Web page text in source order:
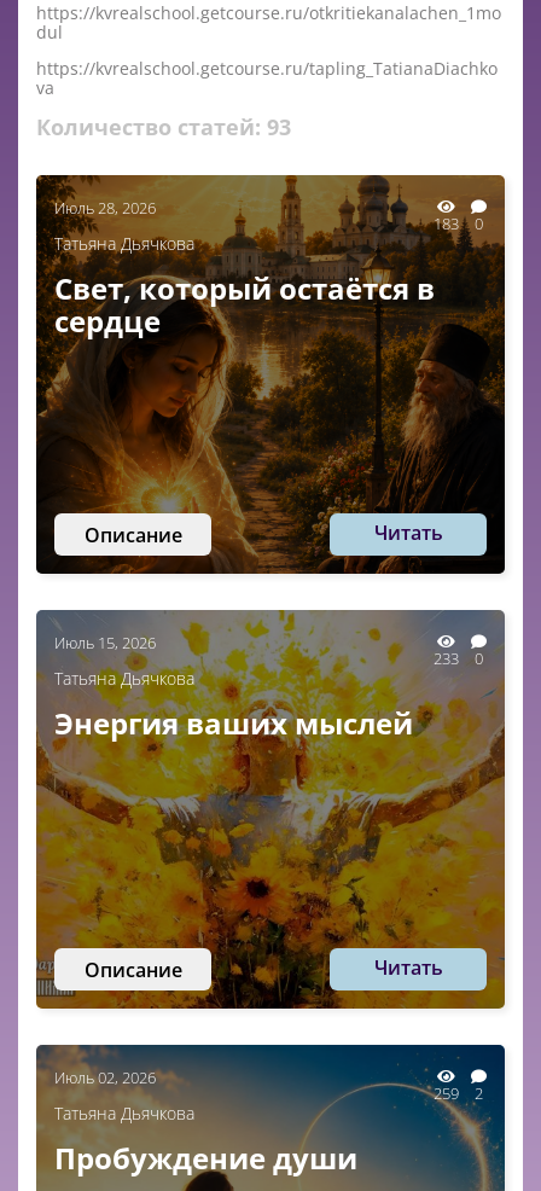
https://kvrealschool.getcourse.ru/otkritiekanalachen_1mo
dul
https://kvrealschool.getcourse.ru/tapling_TatianaDiachko
va
Количество статей: 93
Июль 28, 2026
183 0
Татьяна Дьячкова
Свет, который остаётся в
сердце
Описание Читать
Июль 15, 2026
233 0
Татьяна Дьячкова
Энергия ваших мыслей
Описание Читать
Июль 02, 2026
259 2
Татьяна Дьячкова
Пробуждение души